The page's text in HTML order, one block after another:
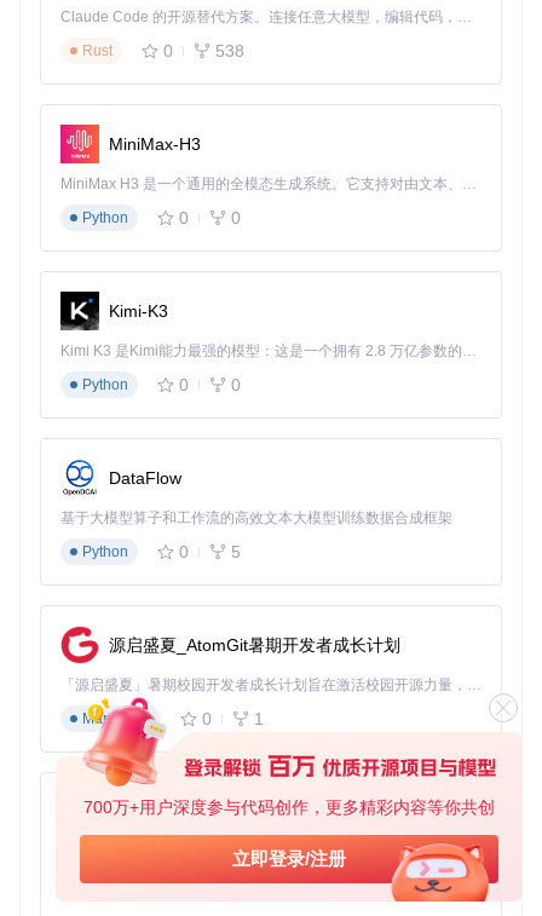
700万+用户深度参与代码创作，更多精彩内容等你共创
立即登录/注册
实际效果：根据用户反馈，使用抽卡分析功能后，平均节省3
抽卡优化步骤：
查看保底进度和概率分析
设置目标角色的抽取策略
四、多账号管理方案：一键切换无障碍
问题描述："我有三个账号需要打理，每次切换都要重新登
实际效果
号间资源调配效率提升80%。
五、活动与日常规划：不错过任何奖励
问题描述 ："经常忘记领每日委托奖励，重要活动开始了也不
知道，等想起来时已经结束了，损失好多原石。"
解决方案：智能日程系统会自动同步游戏内活动信息，根据你
的游戏习惯设置个性化提醒，还能规划每日最优任务路线，确
保高效完成所有奖励内容。
实际效果：用户反馈显示，使用日程规划功能后，活动奖励获
取率从65%提升至100%，每日任务完成时间平均缩短15分
玩家误区解答：
Claude Code 的开源替代方案。连接任意大模型，编辑代码，运行命令，自动验证 — 全自动执行。用 Rust 构建，极致性能。 ｜ An open-source alternative to Claude Code. Connect any LLM, edit code, run commands, and verify changes — autonomously. Built in Rust for speed. Get Started
Rust
0 538
MiniMax-H3
MiniMax H3 是一个通用的全模态生成系统。它支持对由文本、图像、视频和音频组成的多模态上下文进行统一理解，并能生成分辨率高达 2K、时长可达 15 秒的带原生立体声音频的视频。得益于面向任务泛化的系统设计，H3 在预训练阶段就已具备广泛的多模态上下文理解与生成能力，能够出色地执行复杂的多模态指令。
Python
0 0
Kimi-K3
Kimi K3 是Kimi能力最强的模型：这是一个拥有 2.8 万亿参数的混合专家（MoE）模型，具备原生视觉理解能力，并支持 100 万 token 的上下文窗口。
Python
0 0
DataFlow
基于大模型算子和工作流的高效文本大模型训练数据合成框架
Python
0 5
源启盛夏_AtomGit暑期开发者成长计划
「源启盛夏」暑期校园开发者成长计划旨在激活校园开源力量，通过积分激励、认证扶持、资源倾斜等形式，引导高校组织和开发者完成「入驻 — 建项目 — 做贡献 — 获认证 — 得资源」的完整闭环。无论你是想带领社团入驻平台的组织者，还是希望用代码贡献证明自己的开发者，都能在这里找到属于你的成长路径。
Markdown
0 1
py-xiaozhi
基于Python的Xiaozhi AI，适用于想要完整Xiaozhi体验而无需拥有专用硬件的用户。
Python
0 1